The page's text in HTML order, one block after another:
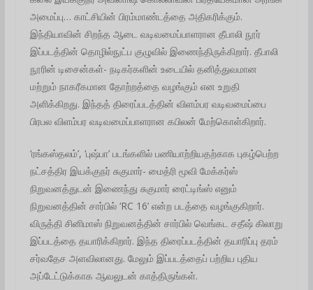
அமைப்பு… காட்சியின் பிரம்மாண்டத்தை அதிகரிக்கும்.
இந்தியாவின் சிறந்த ஆடை வடிவமைப்பாளரான தீபாலி நூர்
இப்படத்தின் தொழில்நுட்ப குழுவில் இணைந்திருக்கிறார். தீபாலி
நூரின் டிசைன்கள்- நடிகர்களின் உடையில் தனித்துவமான
மற்றும் நாகரீகமான தோற்றத்தை வழங்கும் என உறுதி
அளிக்கிறது. இந்தத் திரைப்படத்தின் விளம்பர வடிவமைப்பை
பிரபல விளம்பர வடிவமைப்பாளரான கபிலன் மேற்கொள்கிறார்.
‘ரங்கஸ்தலம்’, ‘புஷ்பா’ படங்களில் பணியாற்றியதற்காக புகழ்பெற்ற
நட்சத்திர இயக்குநர் சுகுமார்- மைத்ரி மூவி மேக்கர்ஸ்
நிறுவனத்துடன் இணைந்து சுகுமார் ரைட்டிங்ஸ் எனும்
நிறுவனத்தின் சார்பில் ‘RC 16’ என்ற படத்தை வழங்குகிறார்.
விருத்தி சினிமாஸ் நிறுவனத்தின் சார்பில் வெங்கட சதீஷ் கிலாறு
இப்படத்தை தயாரிக்கிறார். இந்த திரைப்படத்தின் தயாரிப்பு தரம்
சர்வதேச அளவிலானது. மேலும் இப்படத்தைப் பற்றிய புதிய
அப்டேட்டுக்காக ஆவலுடன் காத்திருங்கள்.